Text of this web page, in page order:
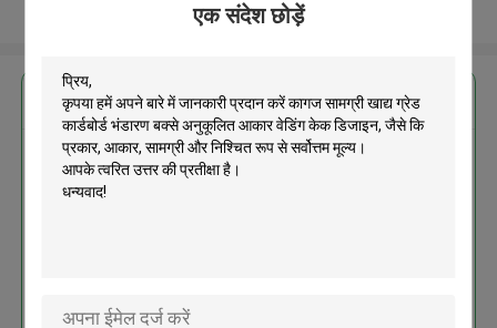
एक संदेश छोड़ें
और देखो
सबसे उत्तम प्रतिदान प्राप्त करें
कागज सामग्री खाद्य ग्रेड कार्डबोर्ड भंडारण